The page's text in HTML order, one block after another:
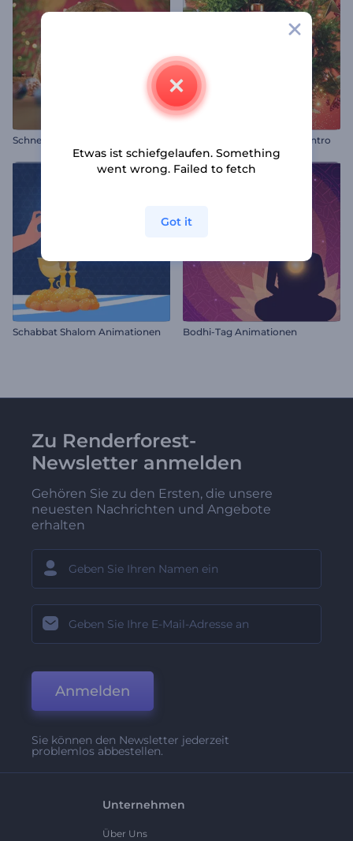
Festlicher Weihnachtsball Intro
Schabbat Shalom Animationen Bodhi-Tag Animationen
Zu Renderforest-
Newsletter anmelden
Gehören Sie zu den Ersten, die unsere
neuesten Nachrichten und Angebote
erhalten
Anmelden
Sie können den Newsletter jederzeit
problemlos abbestellen.
Unternehmen
Über Uns
Etwas ist schiefgelaufen. Something
went wrong. Failed to fetch
Got it